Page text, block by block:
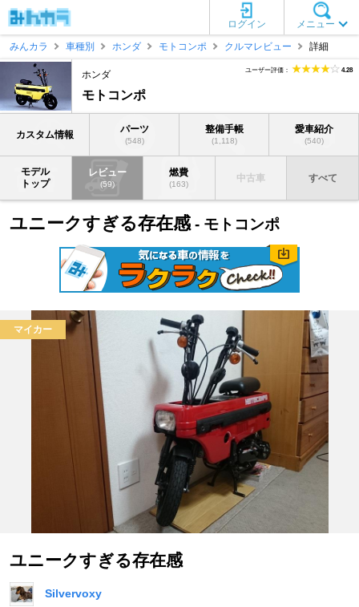
メニュー
ログイン
みんカラ
車種別 ホンダ モトコンポ クルマレビュー 詳細
ホンダ
モトコンポ
ユーザー評価： 4.28
カスタム情報 パーツ
(548)
整備手帳
(1,118)
愛車紹介
(540)
モデル
トップ
レビュー
(59)
燃費
(163)
中古車 すべて
ユニークすぎる存在感 - モトコンポ
マイカー
ユニークすぎる存在感
Silvervoxy